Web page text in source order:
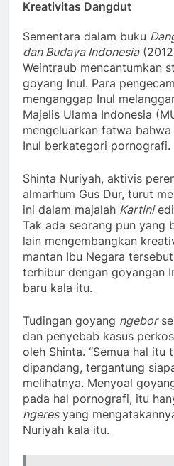
Kreativitas Dangdut
Sementara dalam buku
dan Budaya Indonesia
Weintraub mencantumkan
goyang Inul. Para
menganggap Inul
Majelis Ulama Indonesia
mengeluarkan fatwa
Inul berkategori pornografi.
Shinta Nuriyah, aktivis
almarhum Gus Dur, turut
ini dalam majalah Kartini
Tak ada seorang pun yang
lain mengembangkan
mantan Ibu Negara
terhibur dengan goyangan
baru kala itu.
Tudingan goyang ngebor
dan penyebab kasus
oleh Shinta. “Semua hal itu
dipandang, tergantung
melihatnya. Menyoal
pada hal pornografi, itu
ngeresyang
Nuriyah kala itu.